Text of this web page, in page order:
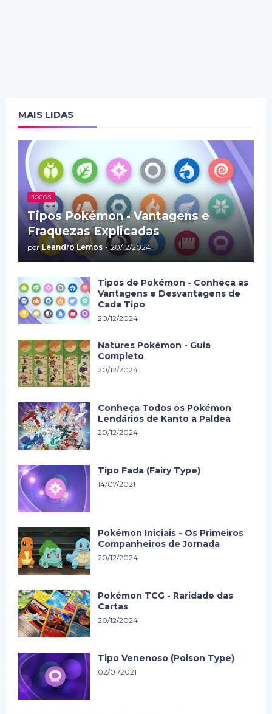
MAIS LIDAS
JOGOS
Tipos Pokémon - Vantagens e
Fraquezas Explicadas
por Leandro Lemos - 20/12/2024
Tipos de Pokémon - Conheça as
Vantagens e Desvantagens de
Cada Tipo
20/12/2024
Natures Pokémon - Guia
Completo
20/12/2024
Conheça Todos os Pokémon
Lendários de Kanto a Paldea
20/12/2024
Tipo Fada (Fairy Type)
14/07/2021
Pokémon Iniciais - Os Primeiros
Companheiros de Jornada
20/12/2024
Pokémon TCG - Raridade das
Cartas
20/12/2024
Tipo Venenoso (Poison Type)
02/01/2021